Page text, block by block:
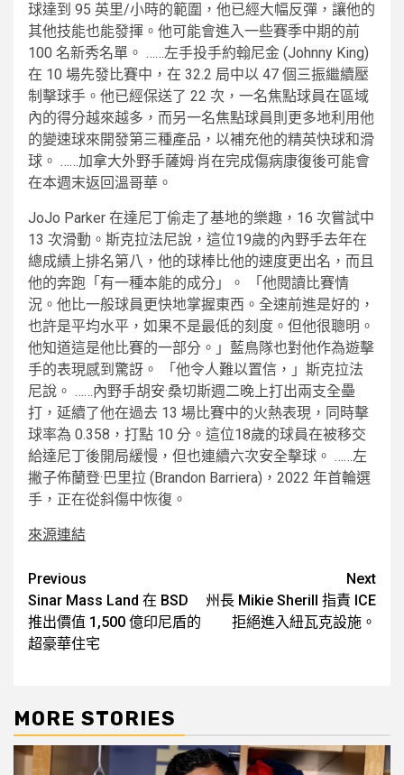
球達到 95 英里/小時的範圍，他已經大幅反彈，讓他的
其他技能也能發揮。他可能會進入一些賽季中期的前
100 名新秀名單。 ……左手投手約翰尼金 (Johnny King)
在 10 場先發比賽中，在 32.2 局中以 47 個三振繼續壓
制擊球手。他已經保送了 22 次，一名焦點球員在區域
內的得分越來越多，而另一名焦點球員則更多地利用他
的變速球來開發第三種產品，以補充他的精英快球和滑
球。 ……加拿大外野手薩姆·肖在完成傷病康復後可能會
在本週末返回溫哥華。
JoJo Parker 在達尼丁偷走了基地的樂趣，16 次嘗試中
13 次滑動。斯克拉法尼說，這位19歲的內野手去年在
總成績上排名第八，他的球棒比他的速度更出名，而且
他的奔跑「有一種本能的成分」。 「他閱讀比賽情
況。他比一般球員更快地掌握東西。全速前進是好的，
也許是平均水平，如果不是最低的刻度。但他很聰明。
他知道這是他比賽的一部分。」藍鳥隊也對他作為遊擊
手的表現感到驚訝。 「他令人難以置信，」斯克拉法
尼說。 ……內野手胡安·桑切斯週二晚上打出兩支全壘
打，延續了他在過去 13 場比賽中的火熱表現，同時擊
球率為 0.358，打點 10 分。這位18歲的球員在被移交
給達尼丁後開局緩慢，但也連續六次安全擊球。 ……左
撇子佈蘭登·巴里拉 (Brandon Barriera)，2022 年首輪選
手，正在從斜傷中恢復。
來源連結
Post
navigation
Previous
Sinar Mass Land 在 BSD
推出價值 1,500 億印尼盾的
超豪華住宅
Next
州長 Mikie Sherill 指責 ICE
拒絕進入紐瓦克設施。
MORE STORIES